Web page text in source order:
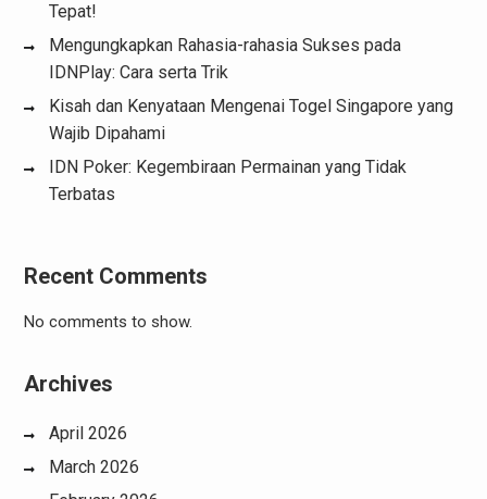
Tepat!
Mengungkapkan Rahasia-rahasia Sukses pada
IDNPlay: Cara serta Trik
Kisah dan Kenyataan Mengenai Togel Singapore yang
Wajib Dipahami
IDN Poker: Kegembiraan Permainan yang Tidak
Terbatas
Recent Comments
No comments to show.
Archives
April 2026
March 2026